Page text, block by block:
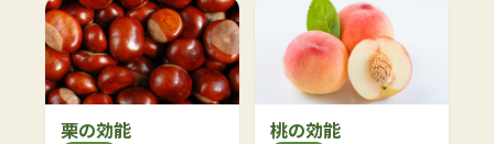
栗の効能 桃の効能